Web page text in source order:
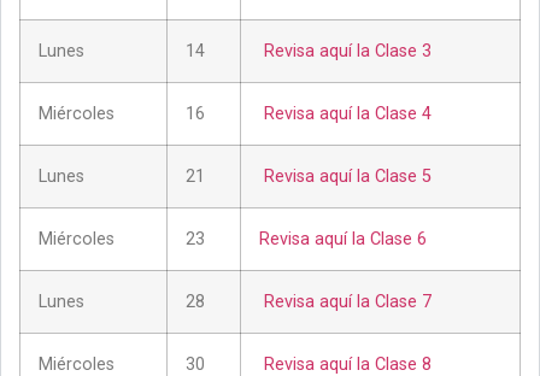
Lunes 14 Revisa aquí la Clase 3
Miércoles 16 Revisa aquí la Clase 4
Lunes 21 Revisa aquí la Clase 5
Miércoles 23 Revisa aquí la Clase 6
Lunes 28 Revisa aquí la Clase 7
Miércoles 30 Revisa aquí la Clase 8